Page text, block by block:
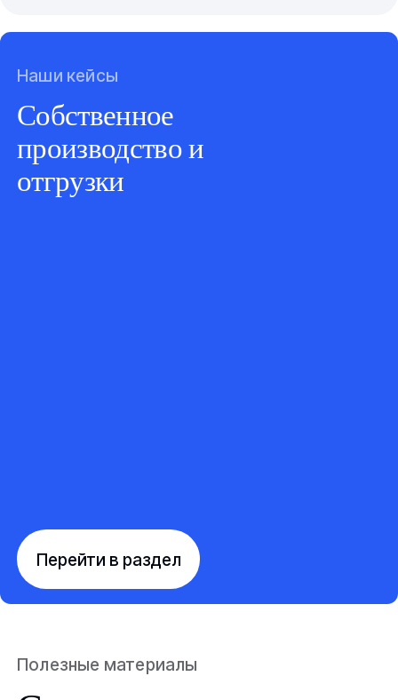
Наши кейсы
Собственное
производство и
отгрузки
Перейти в раздел
Полезные материалы